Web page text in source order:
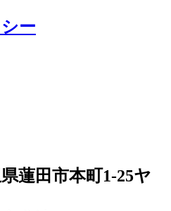
ー
蓮田市本町1-25ヤ